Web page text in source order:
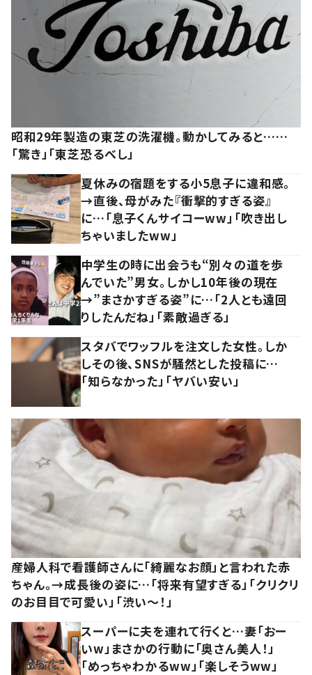
昭和29年製造の東芝の洗濯機。動かしてみると……
「驚き」「東芝恐るべし」
夏休みの宿題をする小5息子に違和感。
→直後、母がみた『衝撃的すぎる姿』
に…「息子くんサイコーww」「吹き出し
ちゃいましたww」
中学生の時に出会うも“別々の道を歩
んでいた”男女。しかし10年後の現在
→”まさかすぎる姿”に…「2人とも遠回
りしたんだね」「素敵過ぎる」
スタバでワッフルを注文した女性。しか
しその後、SNSが騒然とした投稿に…
「知らなかった」「ヤバい安い」
産婦人科で看護師さんに「綺麗なお顔」と言われた赤
ちゃん。→成長後の姿に…「将来有望すぎる」「クリクリ
のお目目で可愛い」「渋い～！」
スーパーに夫を連れて行くと…妻「おー
いw」まさかの行動に「奥さん美人！」
「めっちゃわかるww」「楽しそうww」